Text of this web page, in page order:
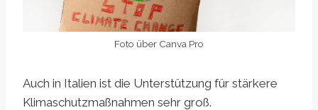
Foto über Canva Pro
Auch in Italien ist die Unterstützung für stärkere
Klimaschutzmaßnahmen sehr groß.